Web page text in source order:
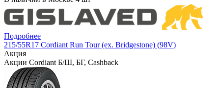
Подробнее
215/55R17 Cordiant Run Tour (ex. Bridgestone) (98V)
Акция
Акции Cordiant Б/Ш, БГ, Cashback